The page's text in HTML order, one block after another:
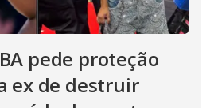
pede proteção
ex de destruir